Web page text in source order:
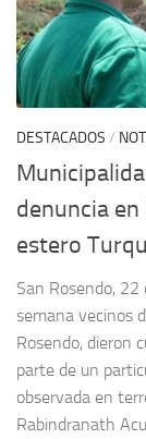
DESTACADOS /
denuncia
estero
San Rosendo,
semana vecinos
Rosendo, dieron
parte de un
observada en
Rabindranath